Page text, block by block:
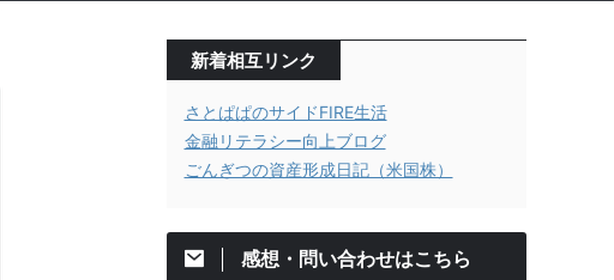
新着相互リンク
さとぱぱのサイドFIRE生活
金融リテラシー向上ブログ
ごんぎつの資産形成日記（米国株）
感想・問い合わせはこちら